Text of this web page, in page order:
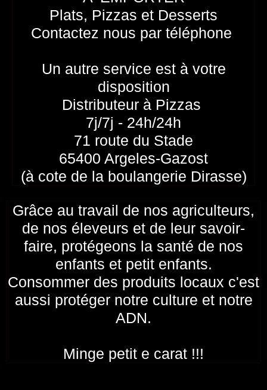
Plats, Pizzas et Desserts
Contactez nous par téléphone
Un autre service est à votre
disposition
Distributeur à Pizzas
7j/7j - 24h/24h
71 route du Stade
65400 Argeles-Gazost
(à cote de la boulangerie Dirasse)
Grâce au travail de nos agriculteurs,
de nos éleveurs et de leur savoir-
faire, protégeons la santé de nos
enfants et petit enfants.
Consommer des produits locaux c'est
aussi protéger notre culture et notre
ADN.
Minge petit e carat !!!